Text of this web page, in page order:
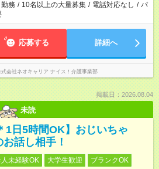
務 / 10名以上の大量募集 / 電話対応なし / パ
応募する 詳細へ
式会社ネオキャリア ナイス！介護事業部
掲載日：2026.08.04
未読
1日5時間OK】おじいちゃ
話し相手！
未経験OK 大学生歓迎
ブランクOK